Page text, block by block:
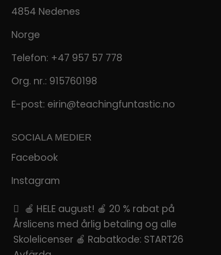
4854 Nedenes
Norge
Telefon: +47 957 57 778
Org. nr.: 915760198
E-post: eirin@teachingfuntastic.no
SOCIALA MEDIER
Facebook
Instagram
Pinterest
SnapChat
🍎 HELE august! 🍎 20 % rabat på
Årslicens med årlig betaling og alle
Skolelicenser 🍎 Rabatkode: START26